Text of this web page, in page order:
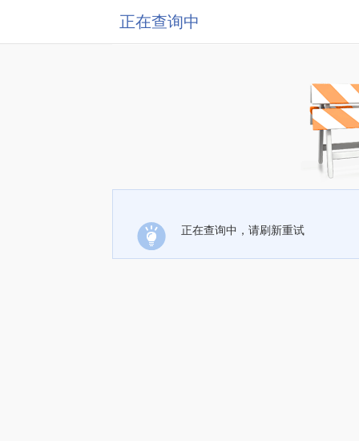
正在查询中
正在查询中，请刷新重试